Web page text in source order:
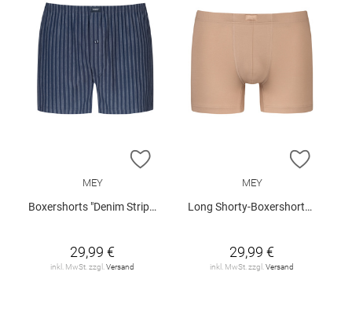
ZUR WUNSCHLISTE HINZUFÜGEN
MEY
Boxershorts "Denim Stripes"
29,99 €
inkl. MwSt. zzgl.Versand
ZUR
MEY
Long Shorty-Boxershorts "Business Class"
29,99 €
inkl. MwSt. zzgl.Versand